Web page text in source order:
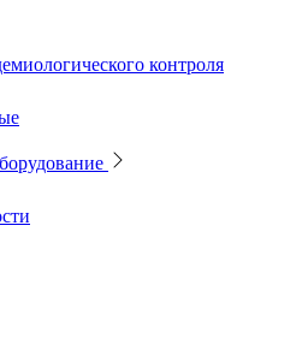
контроля